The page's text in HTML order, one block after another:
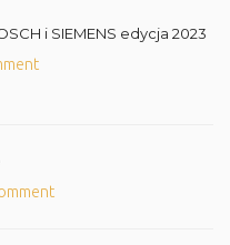
i SIEMENS edycja 2023